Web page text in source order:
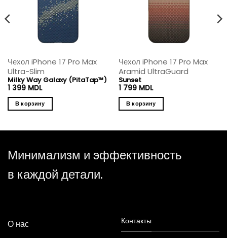
Чехол iPhone 17 Pro Max
Ultra-Slim
Milky Way Galaxy (PitaTap™)
1 399 MDL
В корзину
Чехол iPhone 17 Pro Max
Aramid UltraGuard
Sunset
1 799 MDL
В корзину
Минимализм и эффективность
в каждой детали.
О нас
Контакты